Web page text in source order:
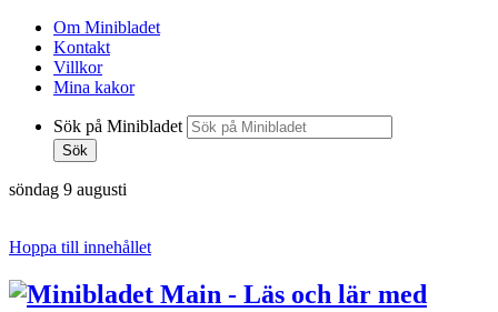
Om Minibladet
Kontakt
Villkor
Mina kakor
Sök på Minibladet
Sök
söndag 9 augusti
Hoppa till innehållet